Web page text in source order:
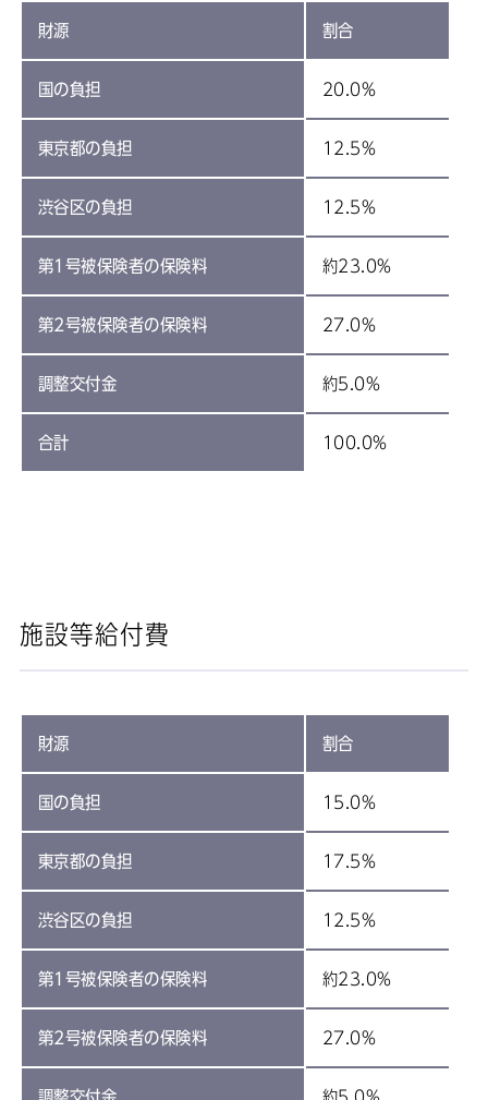
財源 割合
国の負担 20.0%
東京都の負担 12.5%
渋谷区の負担 12.5%
第1号被保険者の保険料 約23.0%
第2号被保険者の保険料 27.0%
調整交付金 約5.0%
合計 100.0%
施設等給付費
財源 割合
国の負担 15.0%
東京都の負担 17.5%
渋谷区の負担 12.5%
第1号被保険者の保険料 約23.0%
第2号被保険者の保険料 27.0%